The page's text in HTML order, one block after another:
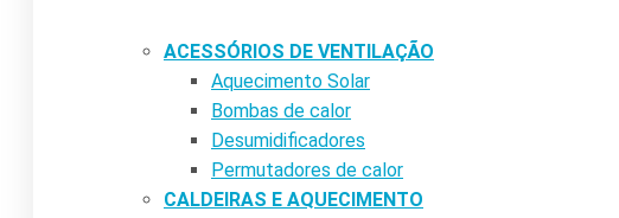
ACESSÓRIOS DE VENTILAÇÃO
Aquecimento Solar
Bombas de calor
Desumidificadores
Permutadores de calor
CALDEIRAS E AQUECIMENTO